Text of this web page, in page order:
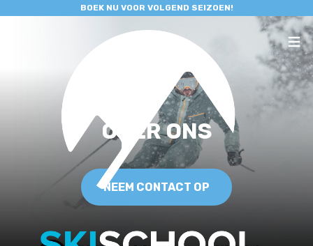
BOEK NU VOOR VOLGEND SEIZOEN!
OVER ONS
NEEM CONTACT OP